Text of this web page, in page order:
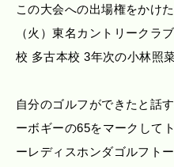
この大会への出場権をかけ
（火）東名カントリークラ
校 多古本校 3年次の小林照
自分のゴルフができたと話
ーボギーの65をマークして
ーレディスホンダゴルフト